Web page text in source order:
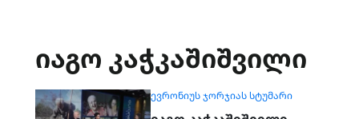
იაგო კაჭკაშიშვილი
ᲔᲕᲠᲝᲜᲘᲣᲡ ᲯᲝᲠᲯᲘᲐᲡ ᲡᲢᲣᲛᲐᲠᲘ